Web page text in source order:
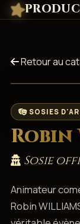
Retour au
SOSIES
Robin
Sosie
Animateur
Robin